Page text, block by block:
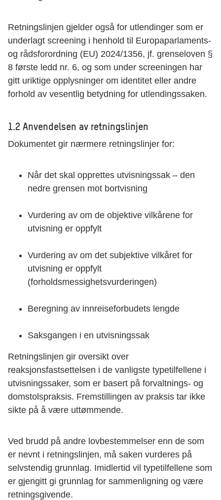
Retningslinjen gjelder også for utlendinger som er
underlagt screening i henhold til Europaparlaments-
og rådsforordning (EU) 2024/1356, jf. grenseloven §
8 første ledd nr. 6, og som under screeningen har
gitt uriktige opplysninger om identitet eller andre
forhold av vesentlig betydning for utlendingssaken.
1.2 Anvendelsen av retningslinjen
Dokumentet gir nærmere retningslinjer for:
Når det skal opprettes utvisningssak – den
nedre grensen mot bortvisning
Vurdering av om de objektive vilkårene for
utvisning er oppfylt
Vurdering av om det subjektive vilkåret for
utvisning er oppfylt
(forholdsmessighetsvurderingen)
Beregning av innreiseforbudets lengde
Saksgangen i en utvisningssak
Retningslinjen gir oversikt over
reaksjonsfastsettelsen i de vanligste typetilfellene i
utvisningssaker, som er basert på forvaltnings- og
domstolspraksis. Fremstillingen av praksis tar ikke
sikte på å være uttømmende.
Ved brudd på andre lovbestemmelser enn de som
er nevnt i retningslinjen, må saken vurderes på
selvstendig grunnlag. Imidlertid vil typetilfellene som
er gjengitt gi grunnlag for sammenligning og være
retningsgivende.